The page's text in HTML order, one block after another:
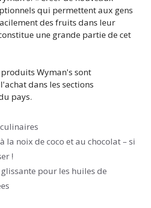
qui permettent aux gens
des fruits dans leur
une grande partie de cet
produits Wyman's sont
dans les sections
pays.
la noix de coco et au chocolat – si
!
pour les huiles de